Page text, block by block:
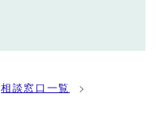
相談窓口一覧